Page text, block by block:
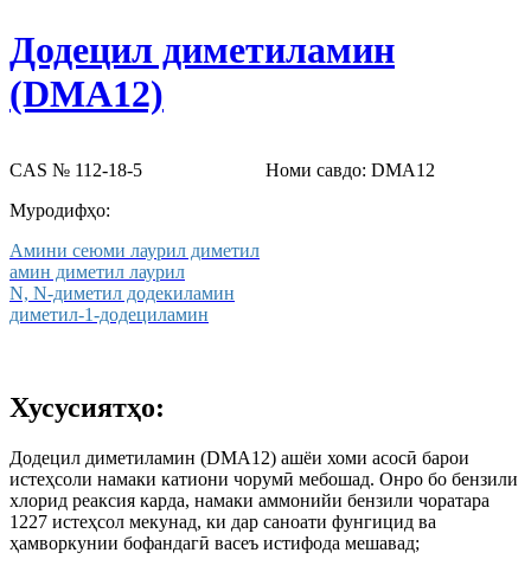
Додецил диметиламин
(DMA12)
CAS № 112-18-5
Номи савдо: DMA12
Муродифҳо:
Амини сеюми лаурил диметил
амин диметил лаурил
N, N-диметил додекиламин
диметил-1-додециламин
Хусусиятҳо:
Додецил диметиламин (DMA12) ашёи хоми асосӣ барои
истеҳсоли намаки катиони чорумӣ мебошад. Онро бо бензили
хлорид реаксия карда, намаки аммонийи бензили чоратара
1227 истеҳсол мекунад, ки дар саноати фунгицид ва
ҳамворкунии бофандагӣ васеъ истифода мешавад;